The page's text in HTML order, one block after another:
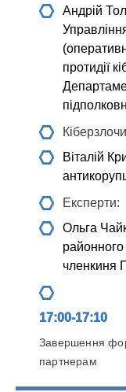
Андрій
протидії
Віталій
Експерти:
Ольга
членкиня
17:00-17:10
Завершення
партнерам